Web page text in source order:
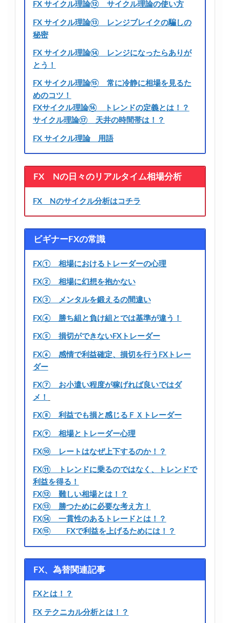
FX サイクル理論⑫ サイクル理論の使い方
FX サイクル理論⑬ レンジブレイクの騙しの
秘密
FX サイクル理論⑭ レンジになったらありが
とう！
FX サイクル理論⑮ 常に冷静に相場を見るた
めのコツ！
FXサイクル理論⑯ トレンドの定義とは！？
サイクル理論⑰ 天井の時間帯は！？
FX サイクル理論 用語
FX Nの日々のリアルタイム相場分析
FX Nのサイクル分析はコチラ
ビギナーFXの常識
FX① 相場におけるトレーダーの心理
FX② 相場に幻想を抱かない
FX③ メンタルを鍛えるの間違い
FX④ 勝ち組と負け組とでは基準が違う！
FX⑤ 損切ができないFXトレーダー
FX⑥ 感情で利益確定、損切を行うFXトレー
ダー
FX⑦ お小遣い程度が稼げれば良いではダ
メ！
FX⑧ 利益でも損と感じるＦＸトレーダー
FX⑨ 相場とトレーダー心理
FX⑩ レートはなぜ上下するのか！？
FX⑪ トレンドに乗るのではなく、トレンドで
利益を得る！
FX⑫ 難しい相場とは！？
FX⑬ 勝つために必要な考え方！
FX⑭ 一貫性のあるトレードとは！？
FX⑮ FXで利益を上げるためには！？
FX、為替関連記事
FXとは！？
FX テクニカル分析とは！？